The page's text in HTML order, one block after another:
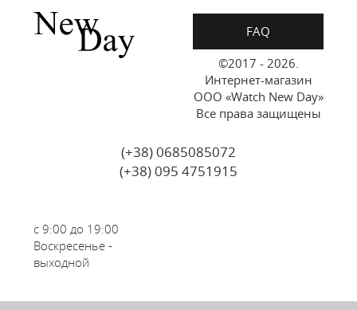
FAQ
©2017 - 2026.
Интернет-магазин
ООО «Watch New Day»
Все права защищены
(+38) 0685085072
(+38) 095 4751915
с 9:00 до 19:00
Воскресенье -
выходной